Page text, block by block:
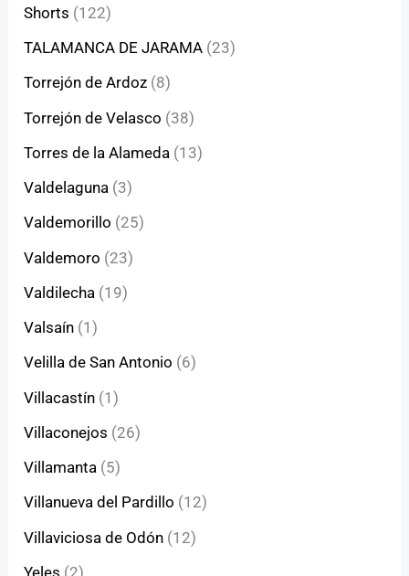
Shorts (122)
TALAMANCA DE JARAMA (23)
Torrejón de Ardoz (8)
Torrejón de Velasco (38)
Torres de la Alameda (13)
Valdelaguna (3)
Valdemorillo (25)
Valdemoro (23)
Valdilecha (19)
Valsaín (1)
Velilla de San Antonio (6)
Villacastín (1)
Villaconejos (26)
Villamanta (5)
Villanueva del Pardillo (12)
Villaviciosa de Odón (12)
Yeles (2)